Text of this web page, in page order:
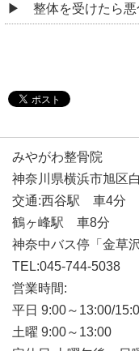
整体を受けたら悪
みやがわ整骨院
神奈川県横浜市旭区
交通:西谷駅 車4分
鶴ヶ峰駅 車8分
神奈中バス停「金草
TEL:045-744-5038
営業時間:
平日 9:00～13:00/
土曜 9:00～13:00